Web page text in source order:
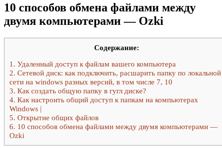
10 способов обмена файлами между
двумя компьютерами — Ozki
Содержание:
1. Удаленный доступ к файлам вашего компьютера
2. Сетевой диск: как подключить, расшарить папку по локальной
сети на windows разных версий, в том числе 7, 10
3. Как создать общую папку в гугл диске?
4. Как настроить общий доступ к папкам на компьютерах
Windows |
5. Открытие общих файлов
6. 10 способов обмена файлами между двумя компьютерами —
Ozki